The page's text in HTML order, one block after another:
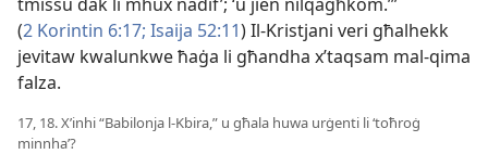
(2 Korintin 6:17; Isaija 52:11) Il-Kristjani veri għalhekk
jevitaw kwalunkwe ħaġa li għandha x’taqsam mal-qima
falza.
17, 18. X’inhi “Babilonja l-Kbira,” u għala huwa urġenti li ‘toħroġ
minnha’?